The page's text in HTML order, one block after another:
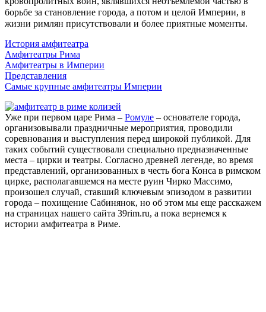
борьбе за становление города, а потом и целой Империи, в
жизни римлян присутствовали и более приятные моменты.
История амфитеатра
Амфитеатры Рима
Амфитеатры в Империи
Представления
Самые крупные амфитеатры Империи
Уже при первом царе Рима – Ромуле – основателе города,
организовывали праздничные мероприятия, проводили
соревнования и выступления перед широкой публикой. Для
таких событий существовали специально предназначенные
места – цирки и театры. Согласно древней легенде, во время
представлений, организованных в честь бога Конса в римском
цирке, располагавшемся на месте руин Чирко Массимо,
произошел случай, ставший ключевым эпизодом в развитии
города – похищение Сабинянок, но об этом мы еще расскажем
на страницах нашего сайта 39rim.ru, а пока вернемся к
истории амфитеатра в Риме.